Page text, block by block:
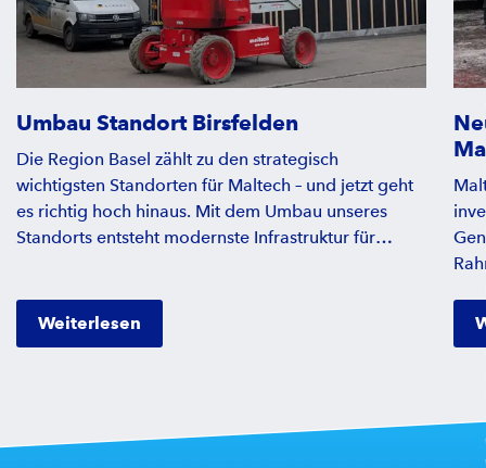
Umbau Standort Birsfelden
Die Region Basel zählt zu den strategisch
wichtigsten Standorten für Maltech – und jetzt geht
es richtig hoch hinaus. Mit dem Umbau unseres
Standorts entsteht modernste Infrastruktur für
welche Herausforderungen der Umbau mit sich
brachte und welche Vorteile das neue Konzept
Weiterlesen
Einsätze. Nach
–